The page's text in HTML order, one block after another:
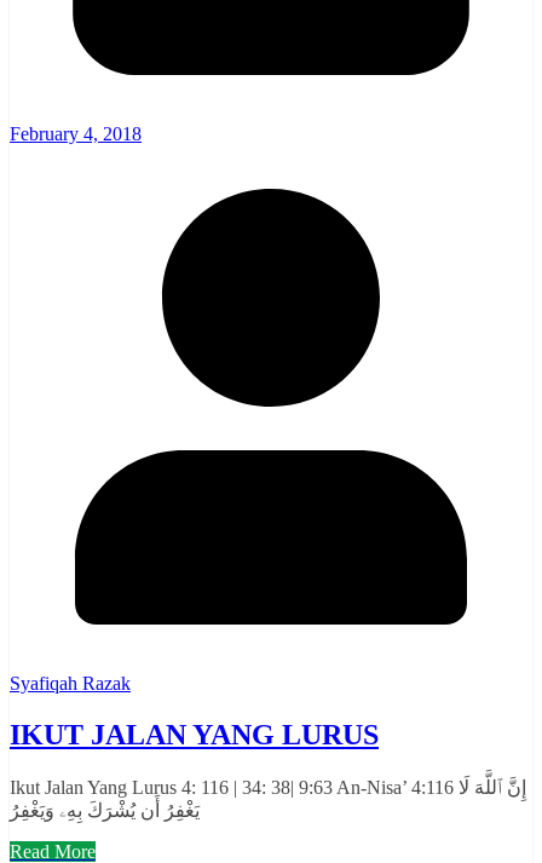
February 4, 2018
Syafiqah Razak
IKUT JALAN YANG LURUS
Ikut Jalan Yang Lurus 4: 116 | 34: 38| 9:63 An-Nisa’ 4:116 إِنَّ ٱللَّهَ لَا
يَغْفِرُ أَن يُشْرَكَ بِهِۦ وَيَغْفِرُ
Read More